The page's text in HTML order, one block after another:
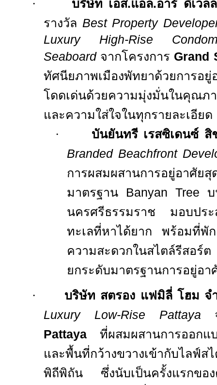
·
บริษัท เอส.แอล.อาร์ ดีเวล
รางวัล Best Property
Luxury High-Rise
Seaboard จากโครงการ Grand
ทัศนียภาพเมืองพัทยาด้วยการอ
โดดเด่นด้วยความมุ่งมั่นในคุณภ
และความใส่ใจในทุกรายละเอียด
·
บันยันทรี เรสซิเดนซ์ สิ
Branded Beachfront
การผสมผสานการอยู่อาศัยสุ
มาตรฐาน Banyan Tree
นครศรีธรรมราช มอบประ
ทะเลที่หาได้ยาก พร้อมที่พั
ความสะดวกในสไตล์รีสอร์
ยกระดับมาตรฐานการอยู่อา
·
บริษัท สตรอง แฟมิลี่ โฮม จ
Luxury Low-Rise Pattaya
Pattaya
ที่ผสมผสานการออก
และพื้นที่กว้างขวางเข้ากับไลฟ์ส
พิถีพิถัน ซึ่งนับเป็นครั้งแรกขอ